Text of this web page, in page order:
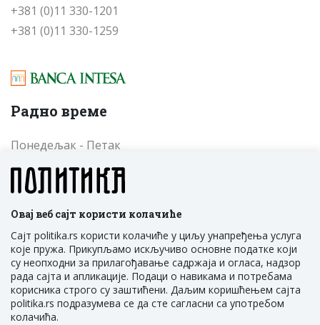
Овај веб сајт користи колачиће
Сајт politika.rs користи колачиће у циљу унапређења услуга
које пружа. Прикупљамо искључиво основне податке који
су неопходни за прилагођавање садржаја и огласа, надзор
рада сајта и апликације. Подаци о навикама и потребама
корисника строго су заштићени. Даљим коришћењем сајта
politika.rs подразумева се да сте сагласни са употребом
колачића.
+381 (0)11 330-1201
+381 (0)11 330-1259
Радно време
Понедељак - Петак
од 09 до 17 часова
Cубота - Недеља
ПОЛИТИКА НМ Д.О.О. Београд, Трг Политика 1,